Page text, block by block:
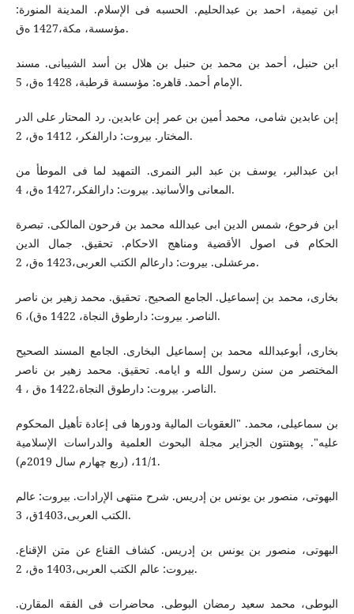
ابن تیمیة، احمد بن عبدالحلیم. الحسبه فی الإسلام. المدینة المنورة:
مؤسسة، مکة،1427 ه‌ق.
ابن حنبل، أحمد بن محمد بن حنبل بن هلال بن أسد الشیبانی. مسند
الإمام أحمد. قاهره: مؤسسة قرطبة، 1428 ه‌ق، 5.
إبن عابدین شامی، محمد أمین بن عمر إبن عابدین. رد المحتار علی الدر
المختار. بیروت: دارالفکر، 1412 ه‌ق، 2.
ابن عبدالبر، یوسف بن عبد البر النمری. التمهید لما فی الموطأ من
المعانی والأسانید. بیروت: دارالفکر،1427 ه‌ق، 4.
ابن فرحوع، شمس الدین ابی عبدالله محمد بن فرحون المالکی. تبصرة
الحکام فی اصول الأقضیة ومناهج الاحکام. تحقیق. جمال الدین
مرعشلی. بیروت: دارعالم الکتب العربی،1423 ه‌ق، 2.
بخاری، محمد بن إسماعیل. الجامع الصحیح. تحقیق. محمد زهیر بن ناصر
الناصر. بیروت: دارطوق النجاة، 1422 ه‌ق)، 6.
بخاری، أبوعبدالله محمد بن إسماعیل البخاری. الجامع المسند الصحیح
المختصر من سنن رسول الله و ایامه. تحقیق. محمد زهیر بن ناصر
الناصر. بیروت: دارطوق النجاة،1422 ه‌ق ، 4.
بن سماعیلی، محمد. "العقوبات المالیة ودورها فی إعادة تأهیل المحکوم
علیه". پوهنتون الجزایر مجلة البحوث العلمیة والدراسات الإسلامیة
11/1، (ربع چهارم سال 2019م).
البهوتی، منصور بن یونس بن إدریس. شرح منتهی الإرادات. بیروت: عالم
الکتب العربی،1403ق، 3.
البهوتی، منصور بن یونس بن إدریس. کشاف القناع عن متن الإقناع.
بیروت: عالم الکتب العربی،1403 ه‌ق، 2.
البوطی، محمد سعید رمضان البوطی. محاضرات فی الفقه المقارن.